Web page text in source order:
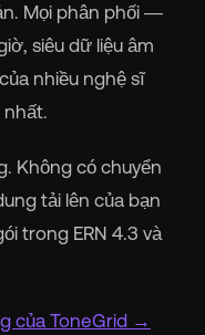
Mọi phân phối —
siêu dữ liệu âm
nhiều nghệ sĩ
Không có chuyển
tải lên của bạn
trong ERN 4.3 và
của ToneGrid →